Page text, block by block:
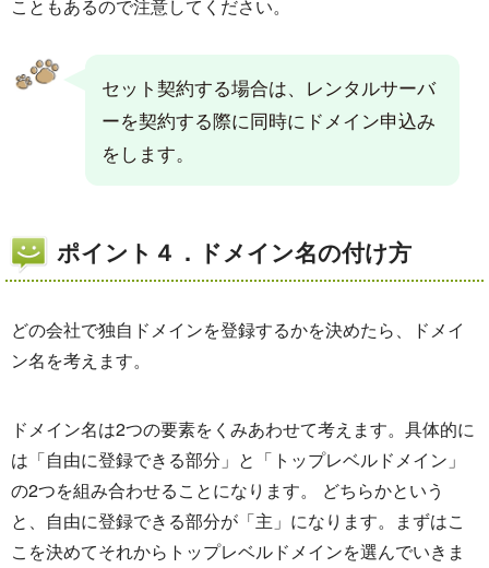
こともあるので注意してください。
セット契約する場合は、レンタルサーバ
ーを契約する際に同時にドメイン申込み
をします。
ポイント４．ドメイン名の付け方
どの会社で独自ドメインを登録するかを決めたら、ドメイ
ン名を考えます。
ドメイン名は2つの要素をくみあわせて考えます。具体的に
は「自由に登録できる部分」と「トップレベルドメイン」
の2つを組み合わせることになります。 どちらかという
と、自由に登録できる部分が「主」になります。まずはこ
こを決めてそれからトップレベルドメインを選んでいきま